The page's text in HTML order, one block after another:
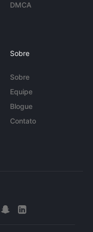
DMCA
Sobre
Sobre
Equipe
Blogue
Contato